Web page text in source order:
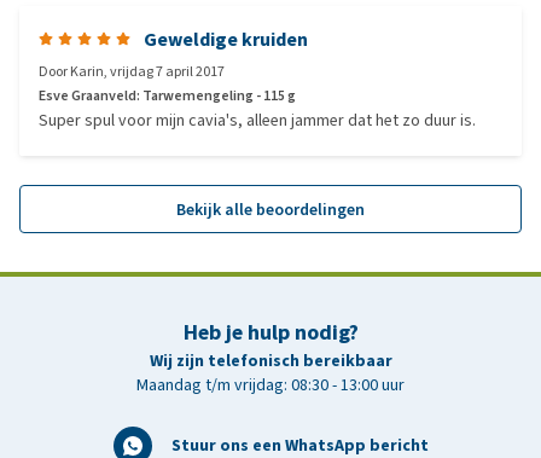
Geweldige kruiden
DoorKarin,vrijdag 7 april 2017
Esve Graanveld: Tarwemengeling - 115 g
Super spul voor mijn cavia's, alleen jammer dat het zo duur is.
Bekijk alle beoordelingen
Heb je hulp nodig?
Wij zijn telefonisch bereikbaar
Maandag t/m vrijdag: 08:30 - 13:00 uur
Stuur ons een WhatsApp bericht